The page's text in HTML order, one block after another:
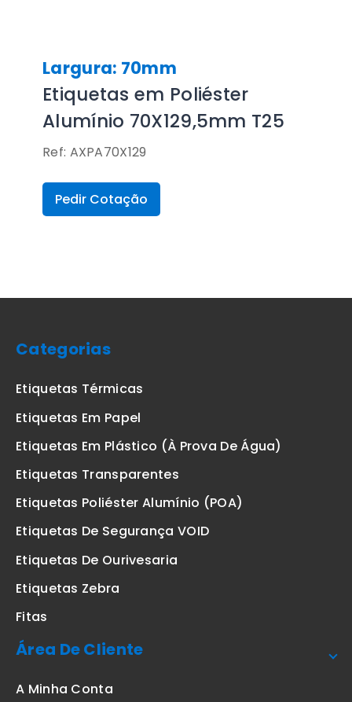
Largura: 70mm
Etiquetas em Poliéster
Alumínio 70X129,5mm T25
Ref: AXPA70X129
Pedir Cotação
Categorias
Etiquetas Térmicas
Etiquetas Em Papel
Etiquetas Em Plástico (à Prova De Água)
Etiquetas Transparentes
Etiquetas Poliéster Alumínio (POA)
Etiquetas De Segurança VOID
Etiquetas De Ourivesaria
Etiquetas Zebra
Fitas
Área De Cliente
A Minha Conta